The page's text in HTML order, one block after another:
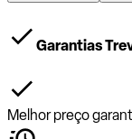
Garantias
Melhor preço